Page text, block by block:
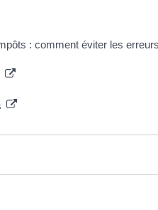
: comment éviter les